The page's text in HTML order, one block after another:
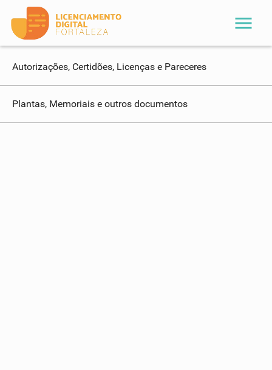
menu
Autorizações, Certidões, Licenças e Pareceres
Plantas, Memoriais e outros documentos